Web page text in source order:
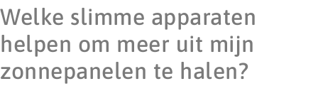
Welke slimme apparaten
helpen om meer uit mijn
zonnepanelen te halen?